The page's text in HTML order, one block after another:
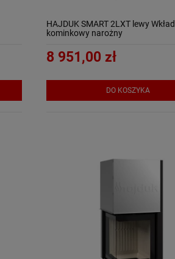
HAJDUK SMART 2LXT lewy Wkład
kominkowy narożny
8 951,00 zł
DO KOSZYKA